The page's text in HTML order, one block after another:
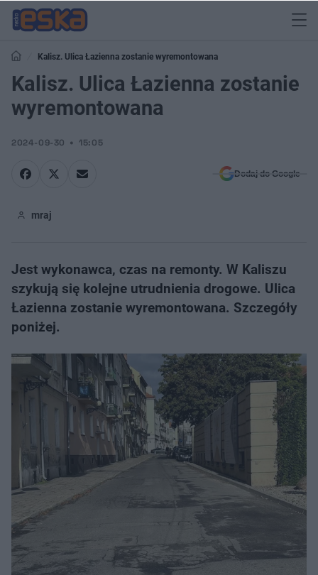
Kalisz. Ulica Łazienna zostanie wyremontowana
Kalisz. Ulica Łazienna zostanie
wyremontowana
2024-09-30 15:05
Dodaj do Google
mraj
Jest wykonawca, czas na remonty. W Kaliszu
szykują się kolejne utrudnienia drogowe. Ulica
Łazienna zostanie wyremontowana. Szczegóły
poniżej.